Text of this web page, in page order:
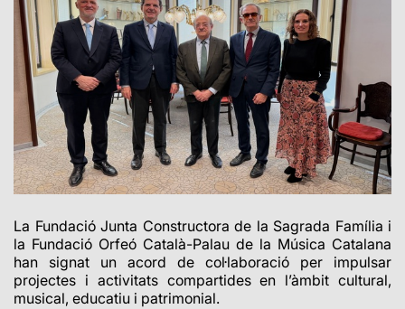
La Fundació Junta Constructora de la Sagrada Família i
la Fundació Orfeó Català-Palau de la Música Catalana
han signat un acord de col·laboració per impulsar
projectes i activitats compartides en l’àmbit cultural,
musical, educatiu i patrimonial.